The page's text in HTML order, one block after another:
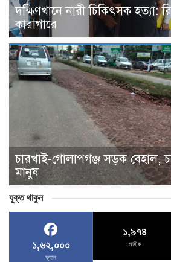
দক্ষিণখানে নারী চিকিৎসক হত্যা:
কারাগারে
চারখাই-গোলাপগঞ্জ সড়ক বেহাল,
মানুষ
যুক্ত থাকুন
১,৬২,০০০
ফ্যান
১,৯৭৪
লাইক